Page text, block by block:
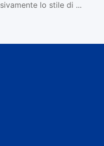
lo stile di ...